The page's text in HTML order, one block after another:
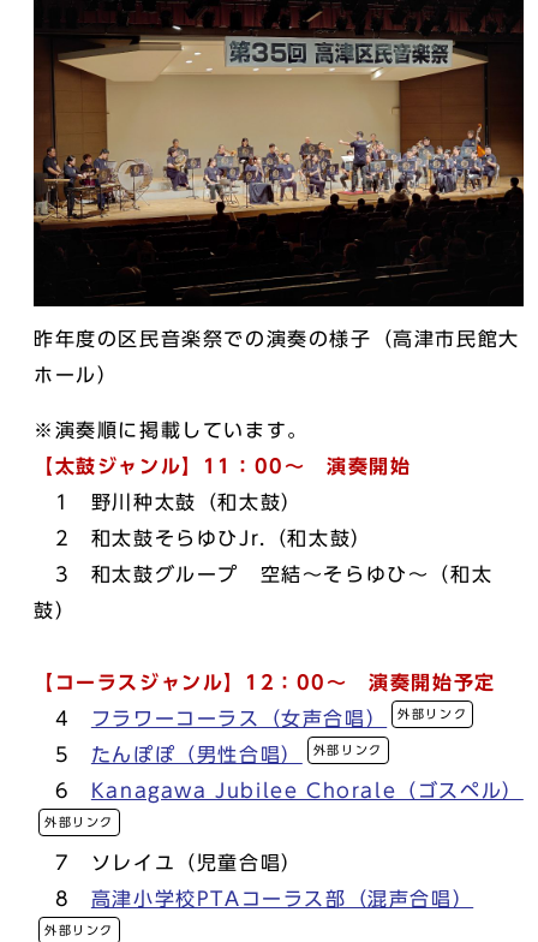
昨年度の区民音楽祭での演奏の様子（高津市民館大
ホール）
※演奏順に掲載しています。
【太鼓ジャンル】11：00～ 演奏開始
1 野川种太鼓（和太鼓）
2 和太鼓そらゆひJr.（和太鼓）
3 和太鼓グループ 空結～そらゆひ～（和太
鼓）
【コーラスジャンル】12：00～ 演奏開始予定
4
フラワーコーラス（女声合唱） 外部リンク
5 たんぽぽ（男性合唱） 外部リンク
6 Kanagawa Jubilee Chorale（ゴスペル）
外部リンク
7 ソレイユ（児童合唱）
8 高津小学校PTAコーラス部（混声合唱）
外部リンク